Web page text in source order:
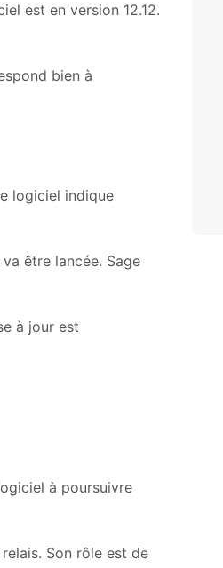
est en version 12.12.
bien à
logiciel indique
être lancée. Sage
à jour est
à poursuivre
Son rôle est de